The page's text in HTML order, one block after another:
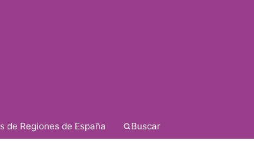
de Regiones de España Buscar